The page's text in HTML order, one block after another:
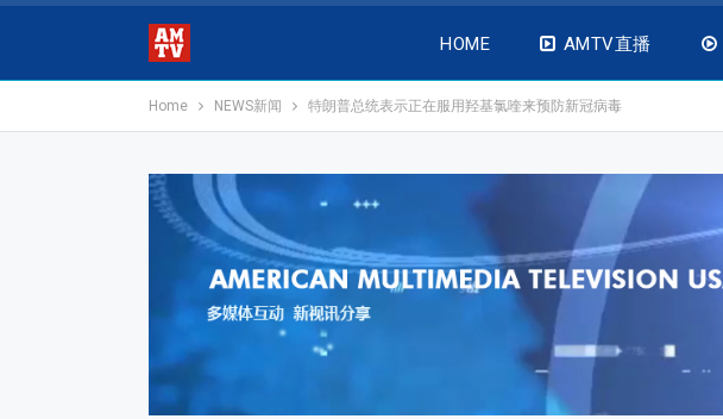
HOME AMTV直播
Home NEWS新闻 特朗普总统表示正在服用羟基氯喹来预防新冠病毒